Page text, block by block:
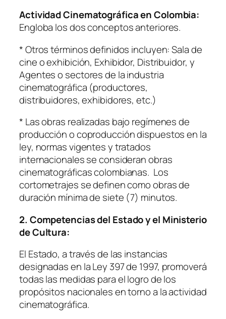
Actividad Cinematográfica en Colombia:
Engloba los dos conceptos anteriores.
* Otros términos definidos incluyen: Sala de
cine o exhibición, Exhibidor, Distribuidor, y
Agentes o sectores de la industria
cinematográfica (productores,
distribuidores, exhibidores, etc.)
* Las obras realizadas bajo regímenes de
producción o coproducción dispuestos en la
ley, normas vigentes y tratados
internacionales se consideran obras
cinematográficas colombianas. Los
cortometrajes se definen como obras de
duración mínima de siete (7) minutos.
2. Competencias del Estado y el Ministerio
de Cultura:
El Estado, a través de las instancias
designadas en la Ley 397 de 1997, promoverá
todas las medidas para el logro de los
propósitos nacionales en torno a la actividad
cinematográfica.